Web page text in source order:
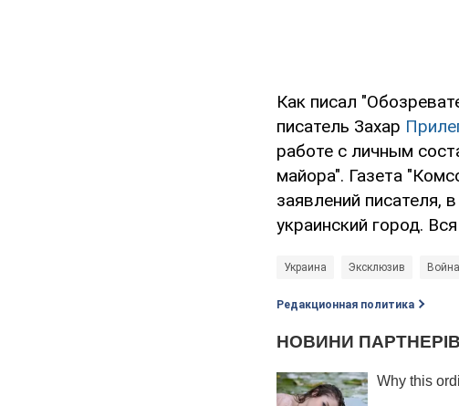
Как писал
писатель Захар
работе с личным
майора". Газета
заявлений писателя,
украинский город.
Украина Эксклюзив
Редакционная политика